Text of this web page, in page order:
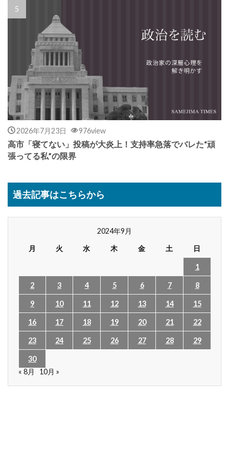
2026年7月23日 976view
高市「寝てない」投稿が大炎上！支持率急落でバレた“頑
張ってる私”の限界
過去記事はこちらから
2024年9月
月
火 水 木 金 土 日
1
2 3 4 5 6 7 8
9 10 11 12 13 14 15
16 17 18 19 20 21 22
23 24 25 26 27 28 29
30
« 8月
10月 »